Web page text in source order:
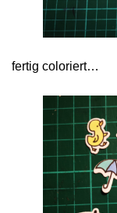
fertig coloriert…